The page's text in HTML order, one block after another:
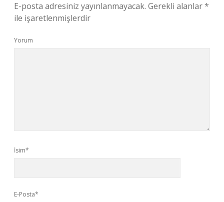
E-posta adresiniz yayınlanmayacak. Gerekli alanlar*
ile işaretlenmişlerdir
Yorum
İsim*
E-Posta*